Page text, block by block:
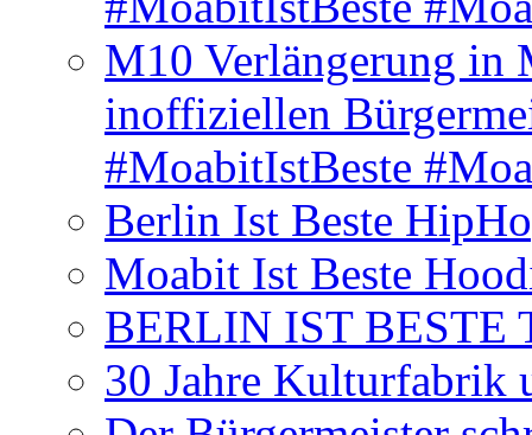
M10 Verlängerung in
inoffiziellen
#MoabitIstBeste
Berlin Ist Beste
Moabit Ist Beste
BERLIN IST BESTE
30 Jahre Kulturfabrik